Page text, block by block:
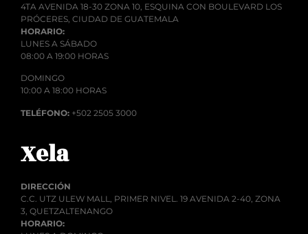
4TA AVENIDA 18-30 ZONA 10, ESQUINA CON BOULEVARD LOS
PRÓCERES, CIUDAD DE GUATEMALA
HORARIO:
LUNES A SÁBADO
08:00 A 19:00 HORAS
DOMINGO
10:00 A 18:00 HORAS
TELÉFONO: +502 2505 3000
Xela
DIRECCIÓN
C.C. UTZ ULEW MALL, PRIMER NIVEL. 19 AVENIDA 2-40, ZONA
3, QUETZALTENANGO
HORARIO: